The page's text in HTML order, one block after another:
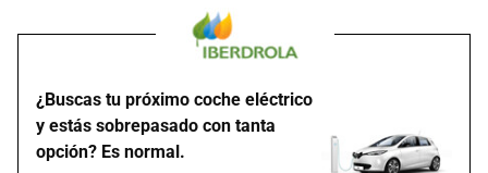
¿Buscas tu próximo coche eléctrico
y estás sobrepasado con tanta
opción? Es normal.